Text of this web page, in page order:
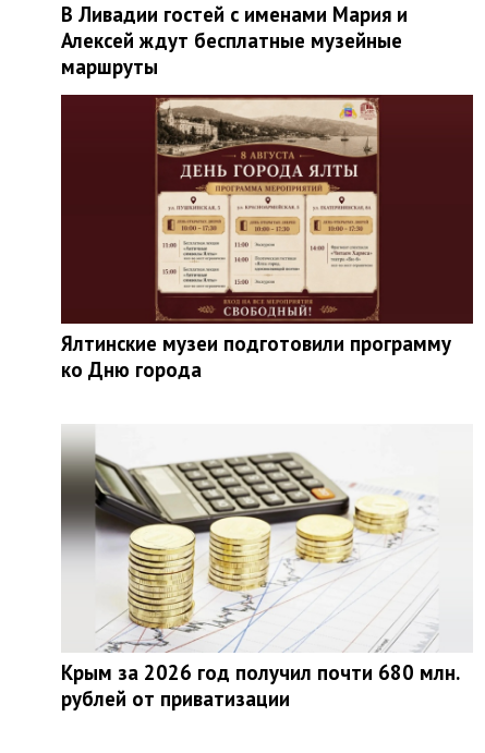
В Ливадии гостей с именами Мария и
Алексей ждут бесплатные музейные
маршруты
Ялтинские музеи подготовили программу
ко Дню города
Крым за 2026 год получил почти 680 млн.
рублей от приватизации